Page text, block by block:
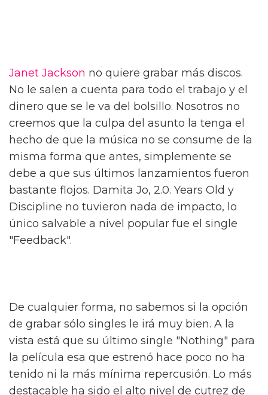
Janet Jackson no quiere grabar más discos.
No le salen a cuenta para todo el trabajo y el
dinero que se le va del bolsillo. Nosotros no
creemos que la culpa del asunto la tenga el
hecho de que la música no se consume de la
misma forma que antes, simplemente se
debe a que sus últimos lanzamientos fueron
bastante flojos. Damita Jo, 2.0. Years Old y
Discipline no tuvieron nada de impacto, lo
único salvable a nivel popular fue el single
"Feedback".
De cualquier forma, no sabemos si la opción
de grabar sólo singles le irá muy bien. A la
vista está que su último single "Nothing" para
la película esa que estrenó hace poco no ha
tenido ni la más mínima repercusión. Lo más
destacable ha sido el alto nivel de cutrez de